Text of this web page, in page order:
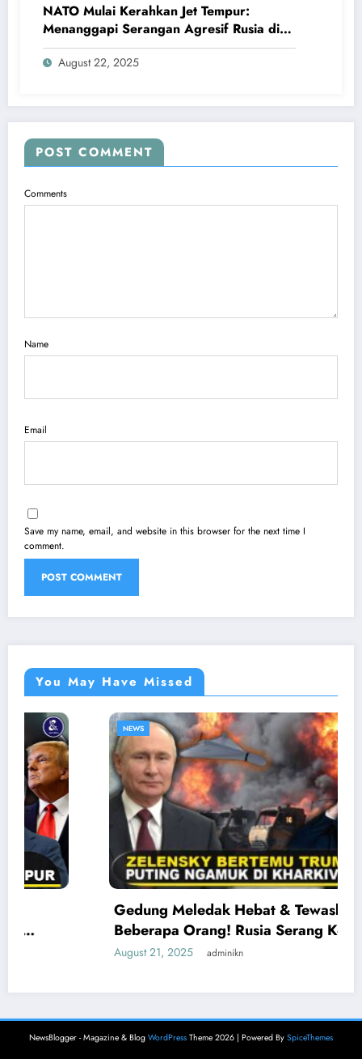
NATO Mulai Kerahkan Jet Tempur:
Menanggapi Serangan Agresif Rusia di
Ukraina
August 22, 2025
POST COMMENT
Comments
Name
Email
Save my name, email, and website in this browser for the next time I
comment.
You May Have Missed
NEWS
Gedung Meledak Hebat & Tewaskan
Beberapa Orang! Rusia Serang Kota-kota
Ukraina Saat Zelensky Temui Trump
adminikn
NewsBlogger - Magazine & Blog WordPress Theme 2026 | Powered By SpiceThemes